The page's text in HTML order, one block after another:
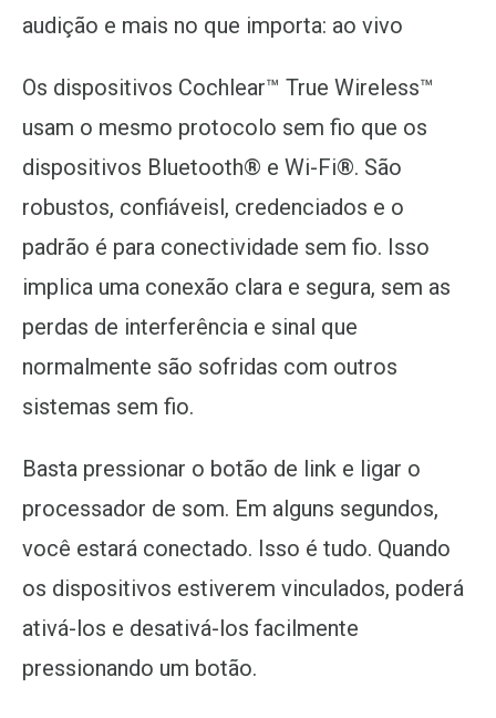
audição e mais no que importa: ao vivo
Os dispositivos Cochlear™ True Wireless™
usam o mesmo protocolo sem fio que os
dispositivos Bluetooth® e Wi-Fi®. São
robustos, confiáveisl, credenciados e o
padrão é para conectividade sem fio. Isso
implica uma conexão clara e segura, sem as
perdas de interferência e sinal que
normalmente são sofridas com outros
sistemas sem fio.
Basta pressionar o botão de link e ligar o
processador de som. Em alguns segundos,
você estará conectado. Isso é tudo. Quando
os dispositivos estiverem vinculados, poderá
ativá-los e desativá-los facilmente
pressionando um botão.